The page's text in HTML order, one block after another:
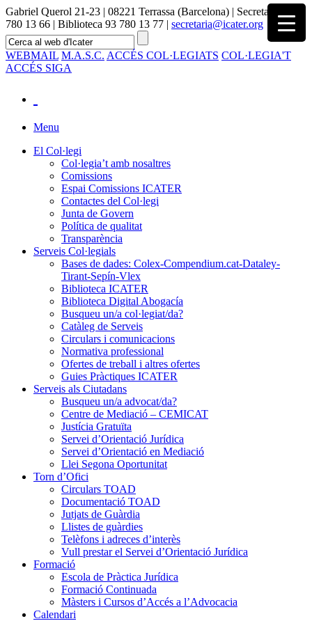
Gabriel Querol 21-23 | 08221 Terrassa (Barcelona) | Secretaria 93
780 13 66 | Biblioteca 93 780 13 77 | secretaria@icater.org
WEBMAIL M.A.S.C. ACCÉS COL·LEGIATS COL·LEGIA'T
ACCÉS SIGA
Menu
El Col·legi
Col·legia’t amb nosaltres
Comissions
Espai Comissions ICATER
Contactes del Col·legi
Junta de Govern
Política de qualitat
Transparència
Serveis Col·legials
Bases de dades: Colex-Compendium.cat-Dataley-
Tirant-Sepín-Vlex
Biblioteca ICATER
Biblioteca Digital Abogacía
Busqueu un/a col·legiat/da?
Catàleg de Serveis
Circulars i comunicacions
Normativa professional
Ofertes de treball i altres ofertes
Guies Pràctiques ICATER
Serveis als Ciutadans
Busqueu un/a advocat/da?
Centre de Mediació – CEMICAT
Justícia Gratuïta
Servei d’Orientació Jurídica
Servei d’Orientació en Mediació
Llei Segona Oportunitat
Torn d’Ofici
Circulars TOAD
Documentació TOAD
Jutjats de Guàrdia
Llistes de guàrdies
Telèfons i adreces d’interès
Vull prestar el Servei d’Orientació Jurídica
Formació
Escola de Pràctica Jurídica
Formació Continuada
Màsters i Cursos d’Accés a l’Advocacia
Calendari